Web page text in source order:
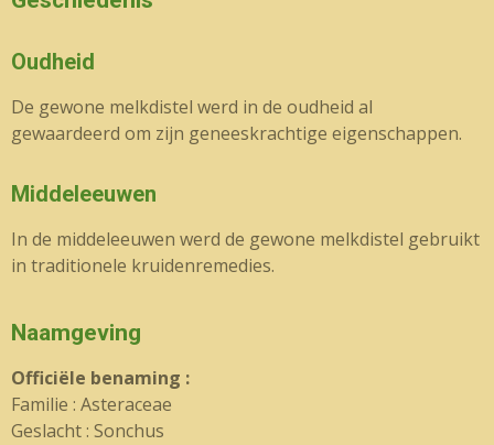
Oudheid
De gewone melkdistel werd in de oudheid al
gewaardeerd om zijn geneeskrachtige eigenschappen.
Middeleeuwen
In de middeleeuwen werd de gewone melkdistel gebruikt
in traditionele kruidenremedies.
Naamgeving
Officiële benaming :
Familie : Asteraceae
Geslacht : Sonchus